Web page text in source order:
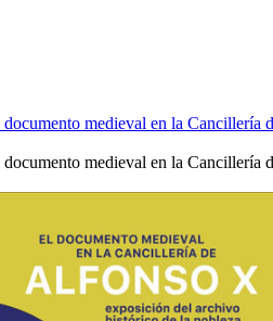
medieval en la Cancillería
medieval en la Cancillería